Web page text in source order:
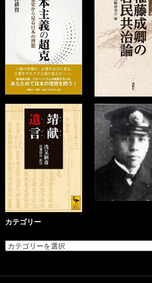
カテゴリー
カ
テ